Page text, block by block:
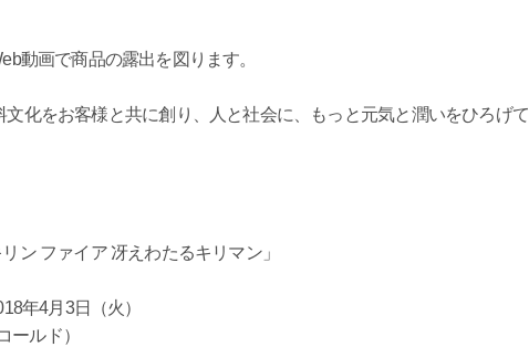
動画で商品の露出を図ります。
化をお客様と共に創り、人と社会に、もっと元気と潤いをひろげて
ア 冴えわたるキリマン」
日（火）
ールド）